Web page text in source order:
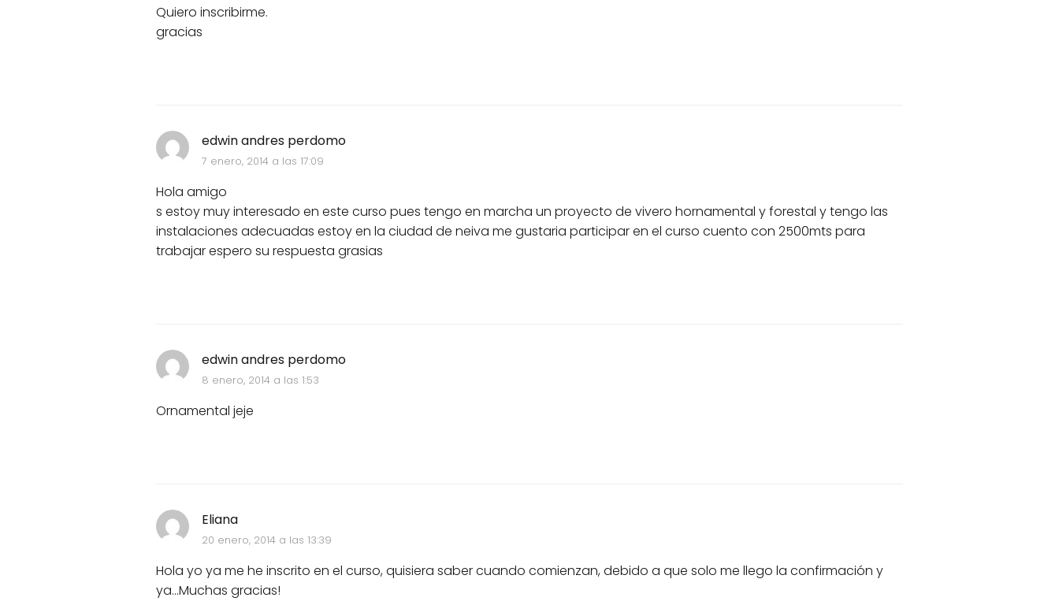
Quiero inscribirme.
gracias
edwin andres perdomo
7 enero, 2014 a las 17:09
Hola amigo
s estoy muy interesado en este curso pues tengo en marcha un proyecto de vivero hornamental y forestal y tengo las
instalaciones adecuadas estoy en la ciudad de neiva me gustaria participar en el curso cuento con 2500mts para
trabajar espero su respuesta grasias
edwin andres perdomo
8 enero, 2014 a las 1:53
Ornamental jeje
Eliana
20 enero, 2014 a las 13:39
Hola yo ya me he inscrito en el curso, quisiera saber cuando comienzan, debido a que solo me llego la confirmación y
ya...Muchas gracias!